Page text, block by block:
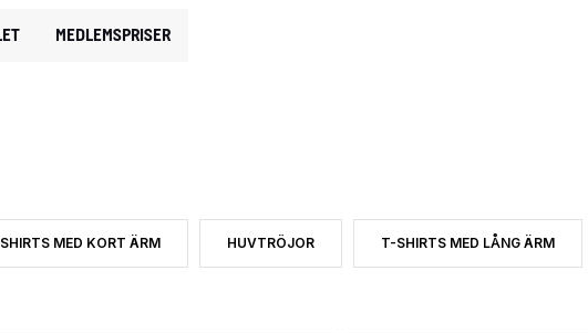
MEDLEMSPRISER
DET EFTER CATEGORY: TYSKLAND
MED KORT ÄRM
EFTER PRODUKTTYP: T-SHIRTS MED KORT ÄRM
HUVTRÖJOR
SORTERA EFTER PRODUKTTYP: HUVTRÖJOR
T-SHIRTS MED LÅNG ÄRM
SORTERA EFTER